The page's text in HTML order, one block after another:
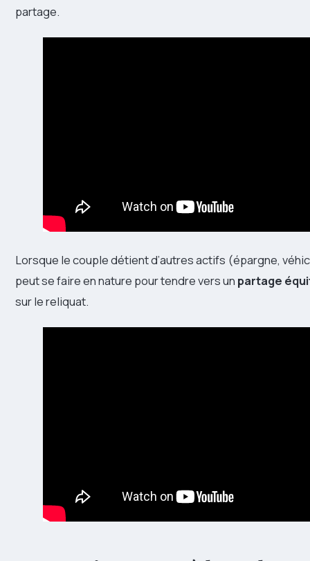
partage.
Lorsque le couple détient d’autres actifs (épargne,
peut se faire en nature pour tendre vers un partage
sur le reliquat.